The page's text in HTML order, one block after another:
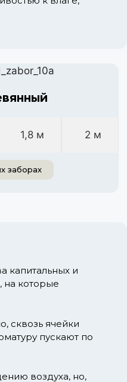
1,8 м 2 м
заборах
капитальных и
на которые
сквозь ячейки
пускают по
воздуха, но,